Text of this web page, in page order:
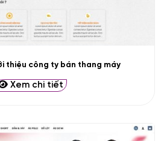
thiệu công ty bán thang máy
Xem chi tiết